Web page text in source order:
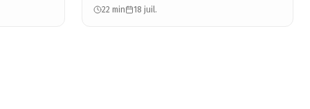
Augustin Paluel-Marmont
22 min 18 juil.